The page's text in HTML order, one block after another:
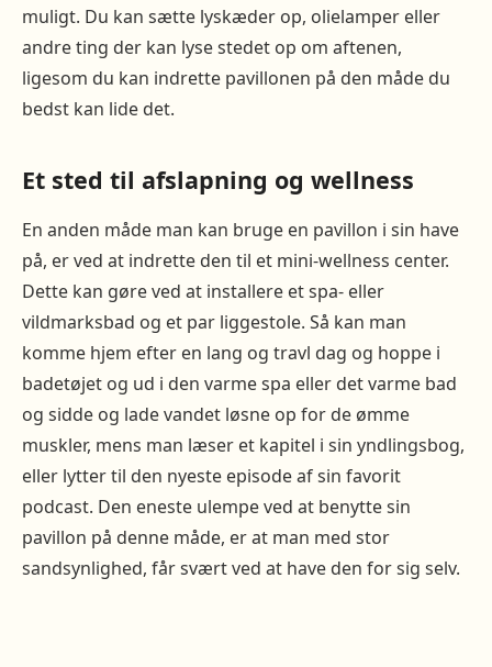
muligt. Du kan sætte lyskæder op, olielamper eller
andre ting der kan lyse stedet op om aftenen,
ligesom du kan indrette pavillonen på den måde du
bedst kan lide det.
Et sted til afslapning og wellness
En anden måde man kan bruge en pavillon i sin have
på, er ved at indrette den til et mini-wellness center.
Dette kan gøre ved at installere et spa- eller
vildmarksbad og et par liggestole. Så kan man
komme hjem efter en lang og travl dag og hoppe i
badetøjet og ud i den varme spa eller det varme bad
og sidde og lade vandet løsne op for de ømme
muskler, mens man læser et kapitel i sin yndlingsbog,
eller lytter til den nyeste episode af sin favorit
podcast. Den eneste ulempe ved at benytte sin
pavillon på denne måde, er at man med stor
sandsynlighed, får svært ved at have den for sig selv.